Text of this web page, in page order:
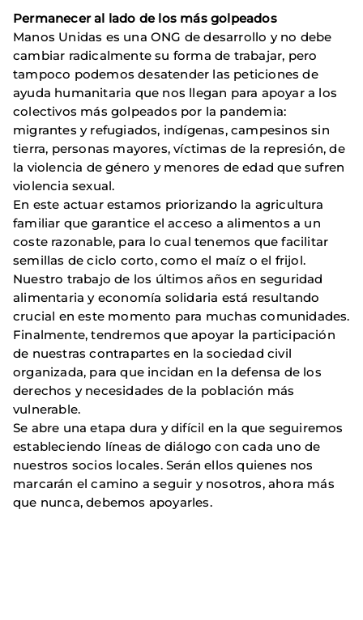
Permanecer al lado de los más golpeados
Manos Unidas es una ONG de desarrollo y no debe
cambiar radicalmente su forma de trabajar, pero
tampoco podemos desatender las peticiones de
ayuda humanitaria que nos llegan para apo­yar a los
colectivos más golpeados por la pandemia:
migrantes y refugiados, indígenas, campesinos sin
tierra, personas mayores, víctimas de la represión, de
la violencia de género y menores de edad que sufren
violencia sexual.
En este actuar estamos priorizando la agricultura
familiar que garantice el acceso a alimentos a un
coste razonable, para lo cual tenemos que facilitar
semillas de ciclo corto, como el maíz o el frijol.
Nuestro trabajo de los últimos años en seguridad
alimentaria y economía solidaria está resul­tando
crucial en este momento para muchas comunidades.
Finalmente, tendremos que apoyar la participación
de nuestras contrapartes en la sociedad civil
organizada, para que incidan en la defensa de los
derechos y necesidades de la población más
vulnerable.
Se abre una etapa dura y difícil en la que seguiremos
estableciendo líneas de diálogo con cada uno de
nuestros socios locales. Serán ellos quienes nos
marcarán el camino a seguir y nosotros, ahora más
que nunca, debemos apoyarles.